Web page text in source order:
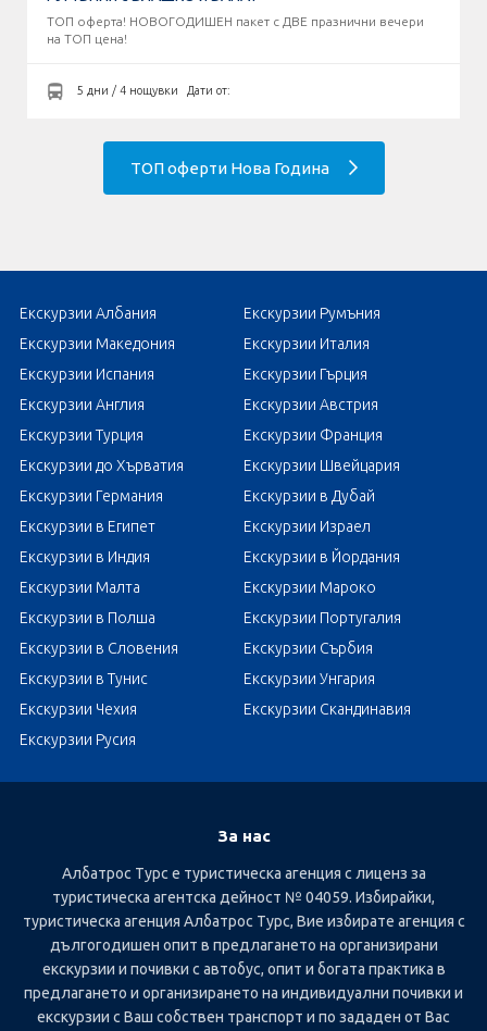
ТОП оферта! НОВОГОДИШЕН пакет с ДВЕ празнични вечери
на ТОП цена!
5 дни / 4 нощувки Дати от:
ТОП оферти Нова Година
Екскурзии Албания
Екскурзии Румъния
Екскурзии Македония
Екскурзии Италия
Екскурзии Испания
Екскурзии Гърция
Екскурзии Англия
Екскурзии Австрия
Екскурзии Турция
Екскурзии Франция
Екскурзии до Хърватия
Екскурзии Швейцария
Екскурзии Германия
Екскурзии в Дубай
Екскурзии в Египет
Екскурзии Израел
Екскурзии в Индия
Екскурзии в Йордания
Екскурзии Малта
Екскурзии Мароко
Екскурзии в Полша
Екскурзии Португалия
Екскурзии в Словения
Екскурзии Сърбия
Екскурзии в Тунис
Екскурзии Унгария
Екскурзии Чехия
Екскурзии Скандинавия
Екскурзии Русия
За нас
Албатрос Турс е туристическа агенция с лиценз за
туристическа агентска дейност № 04059. Избирайки,
туристическа агенция Албатрос Турс, Вие избирате агенция с
дългогодишен опит в предлагането на организирани
екскурзии и почивки с автобус, опит и богата практика в
предлагането и организирането на индивидуални почивки и
екскурзии с Ваш собствен транспорт и по зададен от Вас